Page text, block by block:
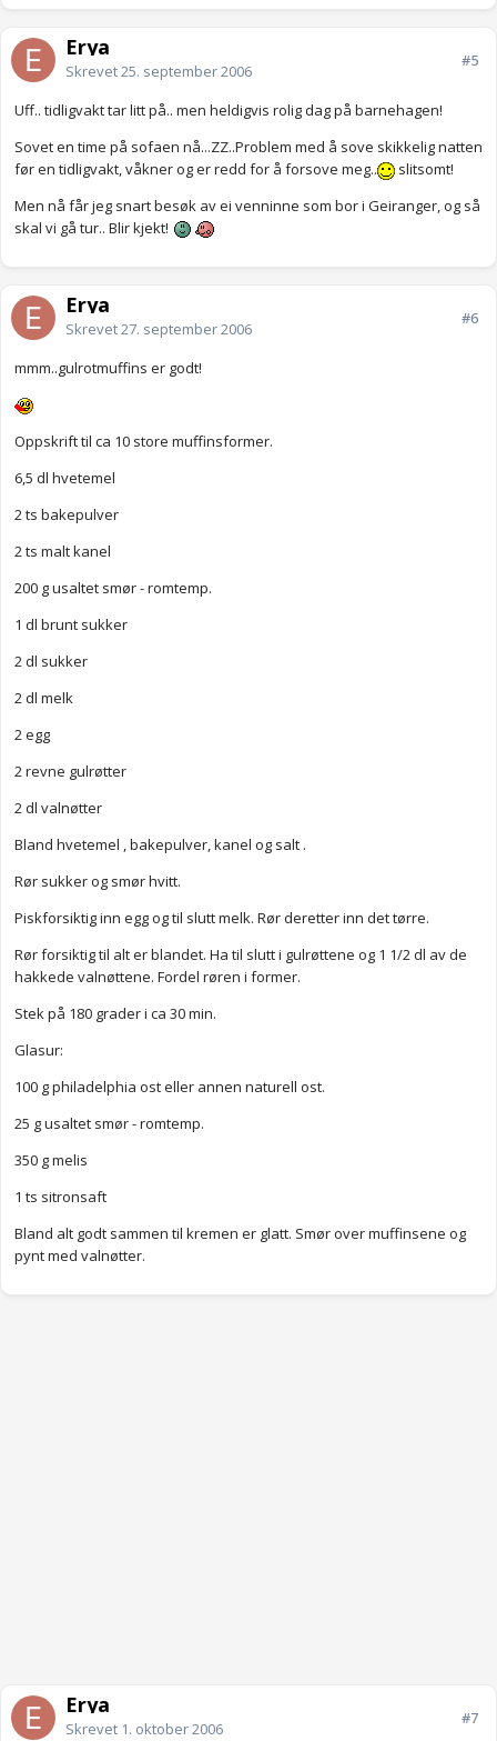
Erya
Skrevet25. september 2006
#5
Uff.. tidligvakt tar litt på.. men heldigvis rolig dag på barnehagen!
Sovet en time på sofaen nå...ZZ..Problem med å sove skikkelig natten
før en tidligvakt, våkner og er redd for å forsove meg..
slitsomt!
Men nå får jeg snart besøk av ei venninne som bor i Geiranger, og så
skal vi gå tur.. Blir kjekt!
Erya
Skrevet27. september 2006
#6
mmm..gulrotmuffins er godt!
Oppskrift til ca 10 store muffinsformer.
6,5 dl hvetemel
2 ts bakepulver
2 ts malt kanel
200 g usaltet smør - romtemp.
1 dl brunt sukker
2 dl sukker
2 dl melk
2 egg
2 revne gulrøtter
2 dl valnøtter
Bland hvetemel , bakepulver, kanel og salt .
Rør sukker og smør hvitt.
Piskforsiktig inn egg og til slutt melk. Rør deretter inn det tørre.
Rør forsiktig til alt er blandet. Ha til slutt i gulrøttene og 1 1/2 dl av de
hakkede valnøttene. Fordel røren i former.
Stek på 180 grader i ca 30 min.
Glasur:
100 g philadelphia ost eller annen naturell ost.
25 g usaltet smør - romtemp.
350 g melis
1 ts sitronsaft
Bland alt godt sammen til kremen er glatt. Smør over muffinsene og
pynt med valnøtter.
Erya
Skrevet 1. oktober 2006
#7